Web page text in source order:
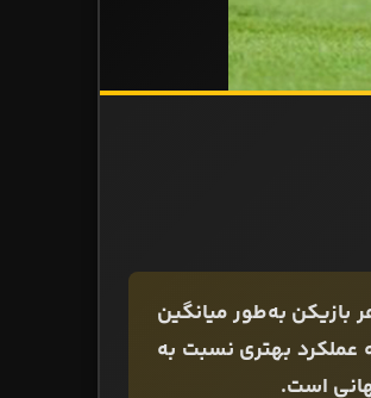
به‌طور میانگین
عملکرد بهتری نسبت به
است.